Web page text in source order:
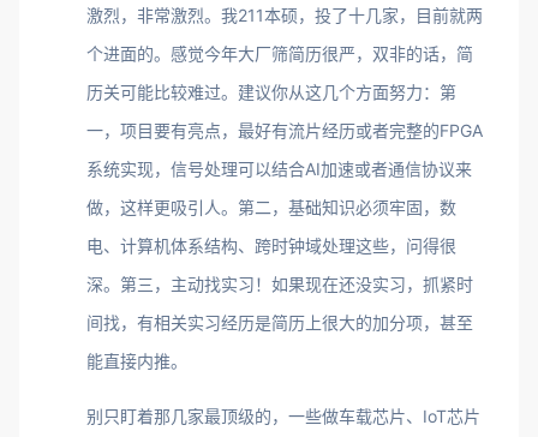
激烈，非常激烈。我211本硕，投了十几家，目前就两
个进面的。感觉今年大厂筛简历很严，双非的话，简
历关可能比较难过。建议你从这几个方面努力：第
一，项目要有亮点，最好有流片经历或者完整的FPGA
系统实现，信号处理可以结合AI加速或者通信协议来
做，这样更吸引人。第二，基础知识必须牢固，数
电、计算机体系结构、跨时钟域处理这些，问得很
深。第三，主动找实习！如果现在还没实习，抓紧时
间找，有相关实习经历是简历上很大的加分项，甚至
能直接内推。
别只盯着那几家最顶级的，一些做车载芯片、IoT芯片